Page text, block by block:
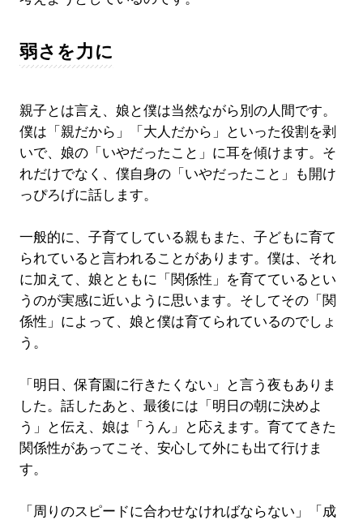
弱さを力に
親子とは言え、娘と僕は当然ながら別の人間です。
僕は「親だから」「大人だから」といった役割を剥
いで、娘の「いやだったこと」に耳を傾けます。そ
れだけでなく、僕自身の「いやだったこと」も開け
っぴろげに話します。
一般的に、子育てしている親もまた、子どもに育て
られていると言われることがあります。僕は、それ
に加えて、娘とともに「関係性」を育てているとい
うのが実感に近いように思います。そしてその「関
係性」によって、娘と僕は育てられているのでしょ
う。
「明日、保育園に行きたくない」と言う夜もありま
した。話したあと、最後には「明日の朝に決めよ
う」と伝え、娘は「うん」と応えます。育ててきた
関係性があってこそ、安心して外にも出て行けま
す。
「周りのスピードに合わせなければならない」「成